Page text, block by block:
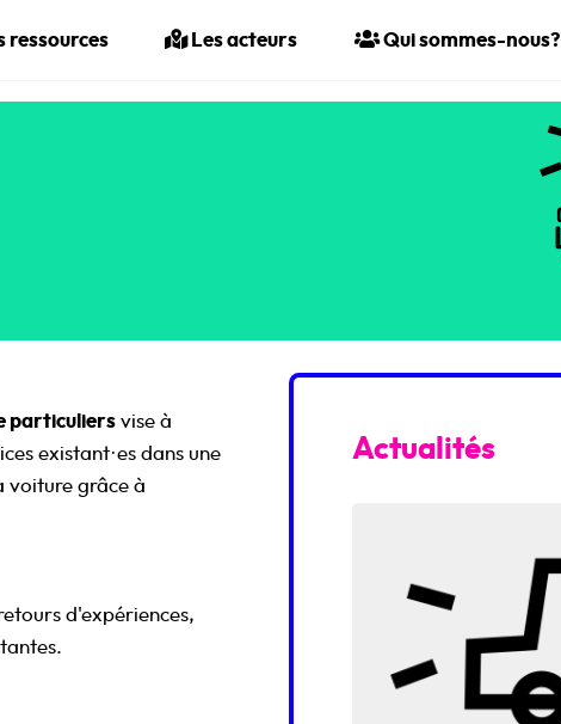
ressources Les acteurs Qui sommes-nous?
particuliers vise à
existant·es dans une
voiture grâce à
d'expériences,
Actualités